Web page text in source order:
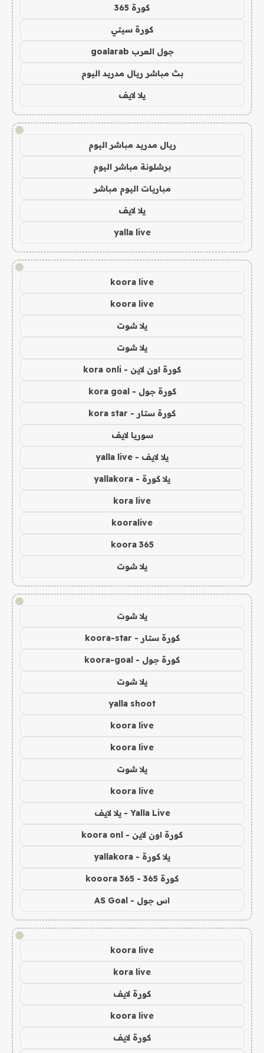
كورة 365
كورة سيتي
جول العرب goalarab
بث مباشر ريال مدريد اليوم
يلا لايف
!
ريال مدريد مباشر اليوم
برشلونة مباشر اليوم
مباريات اليوم مباشر
يلا لايف
yalla live
!
koora live
koora live
يلا شوت
يلا شوت
كورة اون لاين - kora onli
كورة جول - kora goal
كورة ستار - kora star
سوريا لايف
يلا لايف - yalla live
يلا كورة - yallakora
kora live
kooralive
koora 365
يلا شوت
!
يلا شوت
كورة ستار - koora-star
كورة جول - koora-goal
يلا شوت
yalla shoot
koora live
koora live
يلا شوت
koora live
Yalla Live - يلا لايف
كورة اون لاين - koora onl
يلا كورة - yallakora
كورة 365 - kooora 365
اس جول - AS Goal
!
koora live
kora live
كورة لايف
koora live
كورة لايف